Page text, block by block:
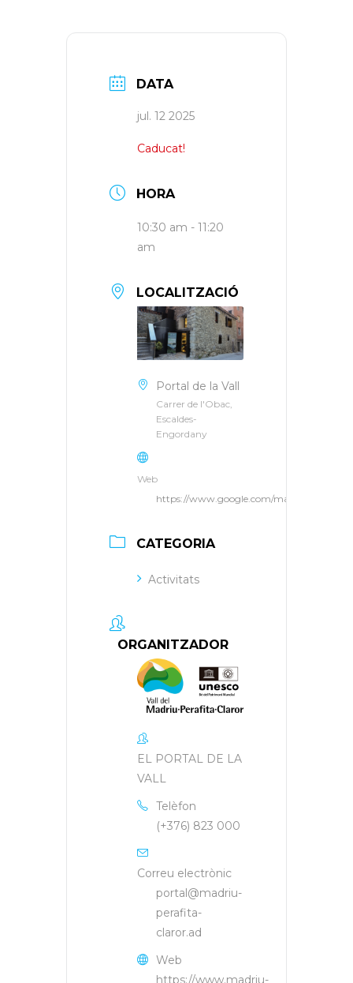
DATA
jul. 12 2025
Caducat!
HORA
10:30 am - 11:20
am
LOCALITZACIÓ
Portal de la Vall
Carrer de l'Obac,
Escaldes-
Engordany
Web
https://www.google.com/maps/place/
CATEGORIA
Activitats
ORGANITZADOR
EL PORTAL DE LA
VALL
Telèfon
(+376) 823 000
Correu electrònic
portal@madriu-
perafita-
claror.ad
Web
https://www.madriu-